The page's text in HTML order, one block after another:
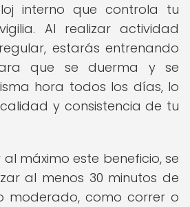
interno que controla tu
Al realizar actividad
estarás entrenando
que se duerma y se
hora todos los días, lo
y consistencia de tu
máximo este beneficio, se
al menos 30 minutos de
moderado, como correr o